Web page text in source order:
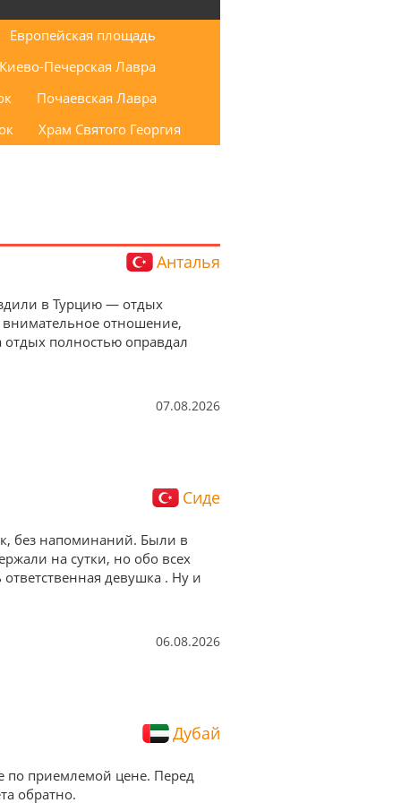
Европейская площадь
Киево-Печерская Лавра
Почаевская Лавра
Храм Святого Георгия
Анталья
в Турцию — отдых
отношение,
полностью оправдал
07.08.2026
Сиде
без напоминаний. Были в
на сутки, но обо всех
девушка . Ну и
06.08.2026
Дубай
по приемлемой цене. Перед
обратно.